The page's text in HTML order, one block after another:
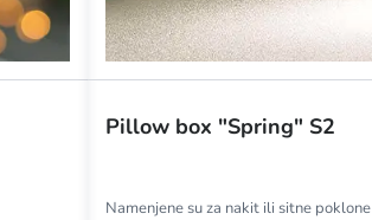
Pillow box "Spring" S2
Namenjene su za nakit ili sitne poklone